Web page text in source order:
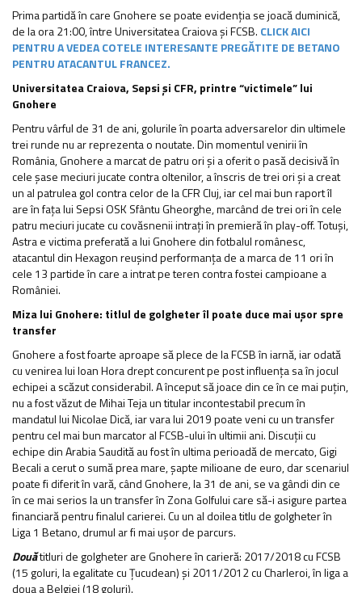
Prima partidă în care Gnohere se poate evidenția se joacă duminică,
de la ora 21:00, între Universitatea Craiova și FCSB. CLICK AICI
PENTRU A VEDEA COTELE INTERESANTE PREGĂTITE DE BETANO
PENTRU ATACANTUL FRANCEZ.
Universitatea Craiova, Sepsi și CFR, printre “victimele” lui
Gnohere
Pentru vârful de 31 de ani, golurile în poarta adversarelor din ultimele
trei runde nu ar reprezenta o noutate. Din momentul venirii în
România, Gnohere a marcat de patru ori și a oferit o pasă decisivă în
cele șase meciuri jucate contra oltenilor, a înscris de trei ori și a creat
un al patrulea gol contra celor de la CFR Cluj, iar cel mai bun raport îl
are în fața lui Sepsi OSK Sfântu Gheorghe, marcând de trei ori în cele
patru meciuri jucate cu covăsnenii intrați în premieră în play-off. Totuși,
Astra e victima preferată a lui Gnohere din fotbalul românesc,
atacantul din Hexagon reușind performanța de a marca de 11 ori în
cele 13 partide în care a intrat pe teren contra fostei campioane a
României.
Miza lui Gnohere: titlul de golgheter îl poate duce mai ușor spre
transfer
Gnohere a fost foarte aproape să plece de la FCSB în iarnă, iar odată
cu venirea lui Ioan Hora drept concurent pe post influența sa în jocul
echipei a scăzut considerabil. A început să joace din ce în ce mai puțin,
nu a fost văzut de Mihai Teja un titular incontestabil precum în
mandatul lui Nicolae Dică, iar vara lui 2019 poate veni cu un transfer
pentru cel mai bun marcator al FCSB-ului în ultimii ani. Discuții cu
echipe din Arabia Saudită au fost în ultima perioadă de mercato, Gigi
Becali a cerut o sumă prea mare, șapte milioane de euro, dar scenariul
poate fi diferit în vară, când Gnohere, la 31 de ani, se va gândi din ce
în ce mai serios la un transfer în Zona Golfului care să-i asigure partea
financiară pentru finalul carierei. Cu un al doilea titlu de golgheter în
Liga 1 Betano, drumul ar fi mai ușor de parcurs.
Douătitluri de golgheter are Gnohere în carieră: 2017/2018 cu FCSB
(15 goluri, la egalitate cu Țucudean) și 2011/2012 cu Charleroi, în liga a
doua a Belgiei (18 goluri).